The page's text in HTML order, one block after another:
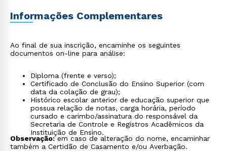
Informações Complementares
Ao final de sua inscrição, encaminhe os seguintes
documentos on-line para análise:
Diploma (frente e verso);
Certificado de Conclusão do Ensino Superior (com
data da colação de grau);
Histórico escolar anterior de educação superior que
possua relação de notas, carga horária, período
cursado e carimbo/assinatura do responsável da
Secretaria de Controle e Registros Acadêmicos da
Instituição de Ensino.
Observação:em caso de alteração do nome, encaminhar
também a Certidão de Casamento e/ou Averbação.